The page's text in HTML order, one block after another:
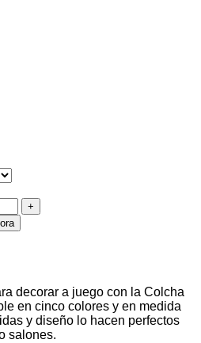
decorar a juego con la Colcha
en cinco colores y en medida
y diseño lo hacen perfectos
salones.